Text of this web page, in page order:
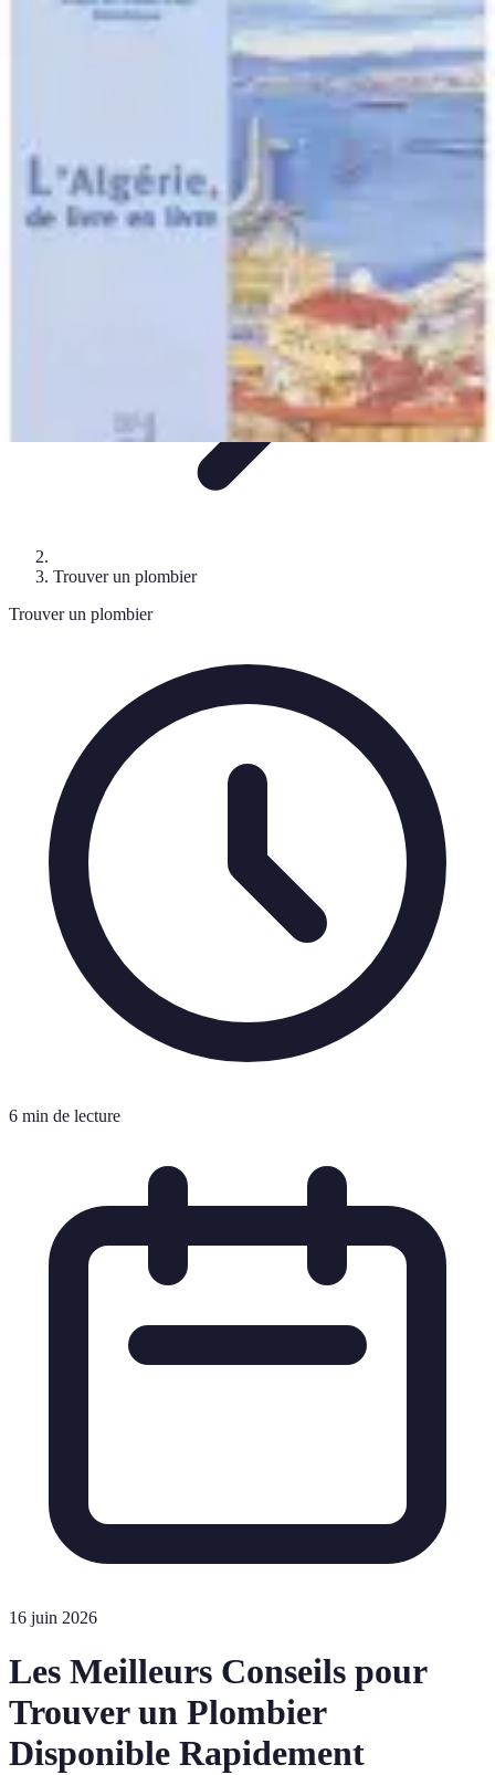
Plombier Disponible
Choisir un PlombierUrgences de
Conseils
Trouver un plombier
Trouver un plombier
6 min de lecture
16 juin 2026
Les Meilleurs Conseils pour
Trouver un Plombier
Disponible Rapidement